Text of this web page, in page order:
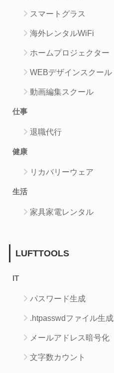
スマートグラス
海外レンタルWiFi
ホームプロジェクター
WEBデザインスクール
動画編集スクール
仕事
退職代行
健康
リカバリーウェア
生活
家具家電レンタル
LUFTTOOLS
IT
パスワード生成
.htpasswdファイル生成
メールアドレス暗号化
文字数カウント